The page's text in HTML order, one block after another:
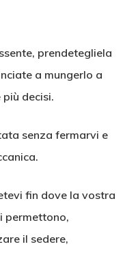
prendetegliela
a mungerlo a
decisi.
senza fermarvi e
fin dove la vostra
permettono,
il sedere,